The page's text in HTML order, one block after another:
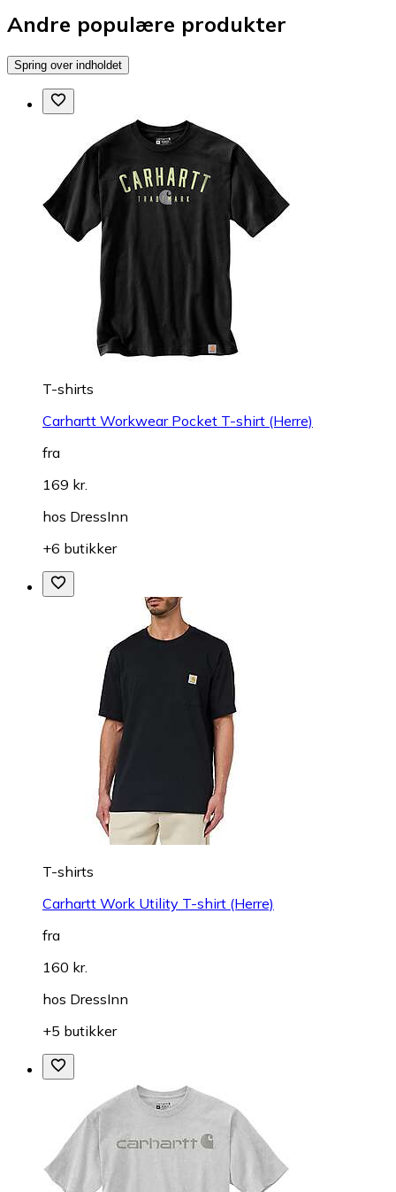
Andre populære produkter
Spring over indholdet
T-shirts
Carhartt Workwear Pocket T-shirt (Herre)
fra
169 kr.
hos DressInn
+6 butikker
T-shirts
Carhartt Work Utility T-shirt (Herre)
fra
160 kr.
hos DressInn
+5 butikker